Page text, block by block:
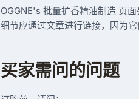
OGGNE's批量扩香精油制造 页
细节应通过文章进行链接，因为
买家需问的问题